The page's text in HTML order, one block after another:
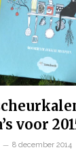
voor
8 december 2014